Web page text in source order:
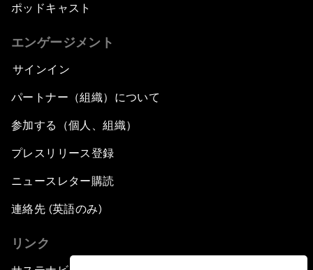
ポッドキャスト
エンゲージメント
サインイン
パートナー（組織）について
参加する（個人、組織）
プレスリリース登録
ニュースレター購読
連絡先 (英語のみ)
リンク